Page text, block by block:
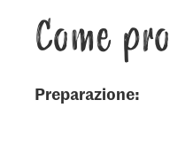
Come
Preparazione: